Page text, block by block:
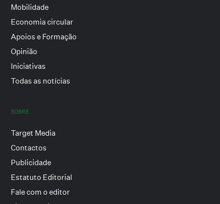
Mobilidade
Economia circular
Apoios e Formação
Opinião
Iniciativas
Todas as notícias
SOBRE
Target Media
Contactos
Publicidade
Estatuto Editorial
Fale com o editor